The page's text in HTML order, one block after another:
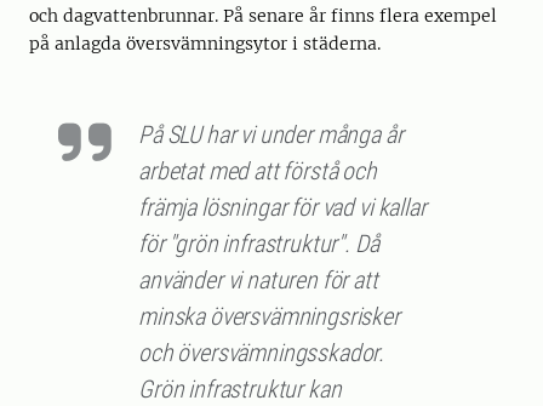
och dagvattenbrunnar. På senare år finns flera exempel
på anlagda översvämningsytor i städerna.
På SLU har vi under många år
arbetat med att förstå och
främja lösningar för vad vi kallar
för "grön infrastruktur". Då
använder vi naturen för att
minska översvämningsrisker
och översvämningsskador.
Grön infrastruktur kan